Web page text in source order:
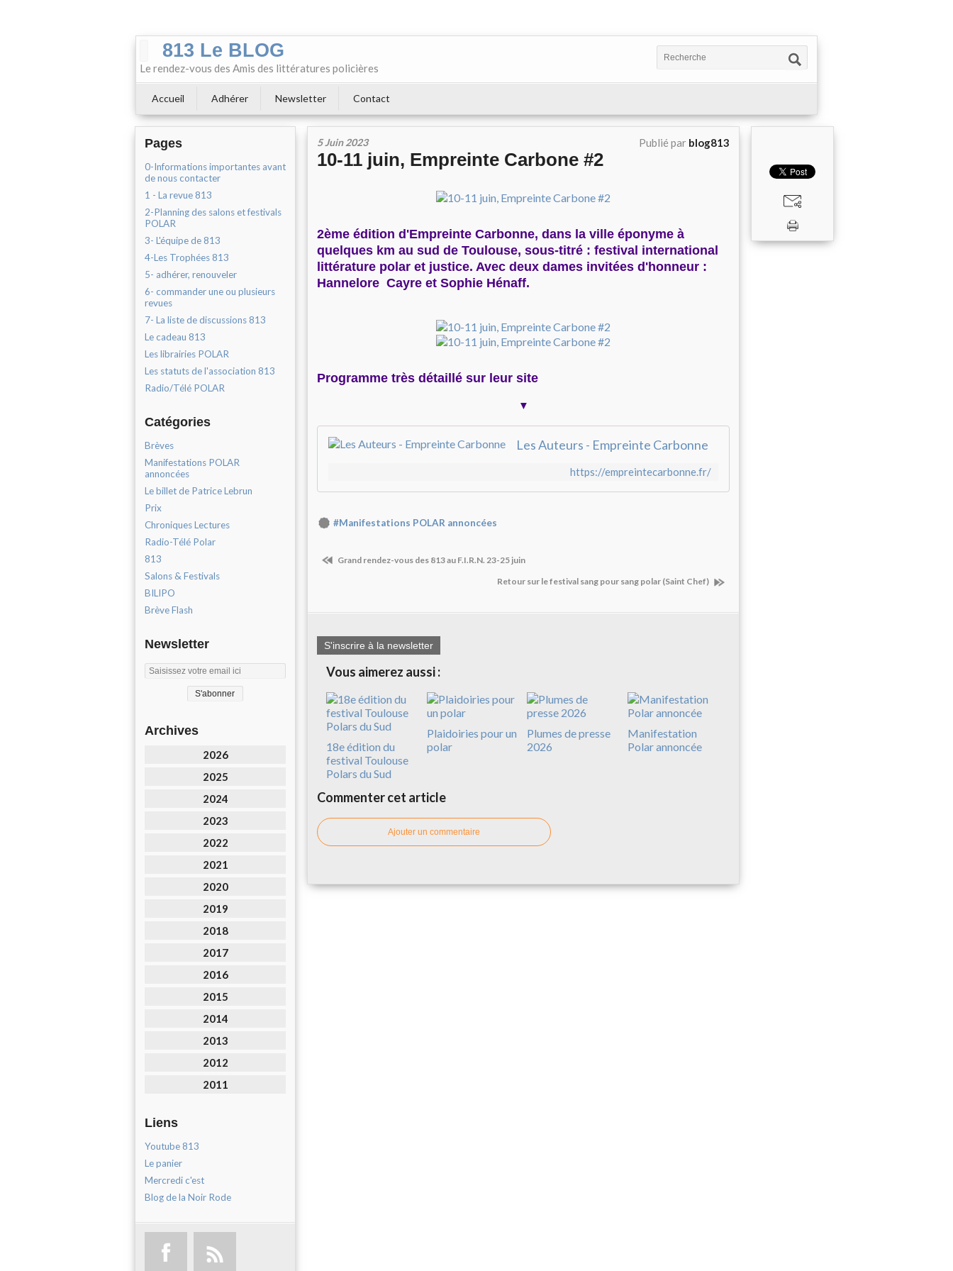
813 Le BLOG
Le rendez-vous des Amis des littératures policières
Accueil Adhérer Newsletter Contact
Pages
0-Informations importantes avant
de nous contacter
1 - La revue 813
2-Planning des salons et festivals
POLAR
3- L'équipe de 813
4-Les Trophées 813
5- adhérer, renouveler
6- commander une ou plusieurs
revues
7- La liste de discussions 813
Le cadeau 813
Les librairies POLAR
Les statuts de l'association 813
Radio/Télé POLAR
Catégories
Brèves
Manifestations POLAR
annoncées
Le billet de Patrice Lebrun
Prix
Chroniques Lectures
Radio-Télé Polar
813
Salons & Festivals
BILIPO
Brève Flash
Newsletter
Archives
2026
2025
2024
2023
2022
2021
2020
2019
2018
2017
2016
2015
2014
2013
2012
2011
Liens
Youtube 813
Le panier
Mercredi c'est
Blog de la Noir Rode
5 Juin 2023 Publié par blog813
10-11 juin, Empreinte Carbone #2
2ème édition d'Empreinte Carbonne, dans la ville éponyme à
quelques km au sud de Toulouse, sous-titré : festival international
littérature polar et justice. Avec deux dames invitées d'honneur :
Hannelore Cayre et Sophie Hénaff.
Programme très détaillé sur leur site
▼
Les Auteurs - Empreinte Carbonne
https://empreintecarbonne.fr/
#Manifestations POLAR annoncées
Grand rendez-vous des 813 au F.I.R.N. 23-25 juin
Retour sur le festival sang pour sang polar (Saint Chef)
S'inscrire à la newsletter
Vous aimerez aussi :
18e édition du
festival Toulouse
Polars du Sud
Plaidoiries pour un
polar
Plumes de presse
2026
Manifestation
Polar annoncée
Commenter cet article
Ajouter un commentaire